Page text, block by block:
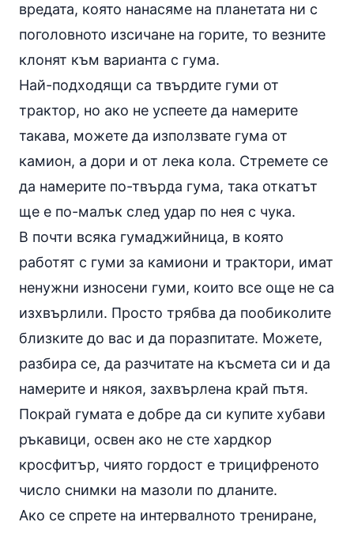
вредата, която нанасяме на планетата ни с
поголовното изсичане на горите, то везните
клонят към варианта с гума.
Най-подходящи са твърдите гуми от
трактор, но ако не успеете да намерите
такава, можете да използвате гума от
камион, а дори и от лека кола. Стремете се
да намерите по-твърда гума, така откатът
ще е по-малък след удар по нея с чука.
В почти всяка гумаджийница, в която
работят с гуми за камиони и трактори, имат
ненужни износени гуми, които все още не са
изхвърлили. Просто трябва да пообиколите
близките до вас и да поразпитате. Можете,
разбира се, да разчитате на късмета си и да
намерите и някоя, захвърлена край пътя.
Покрай гумата е добре да си купите хубави
ръкавици, освен ако не сте хардкор
кросфитър, чиято гордост е трицифреното
число снимки на мазоли по дланите.
Ако се спрете на интервалното трениране,